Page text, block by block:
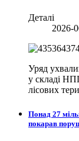
Деталі
2026-
Уряд
у складі
лісових
Понад 27
покарав